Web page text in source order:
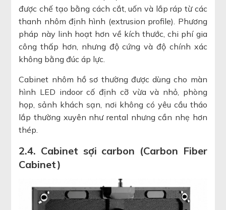
được chế tạo bằng cách cắt, uốn và lắp ráp từ các
thanh nhôm định hình (extrusion profile). Phương
pháp này linh hoạt hơn về kích thước, chi phí gia
công thấp hơn, nhưng độ cứng và độ chính xác
không bằng đúc áp lực.
Cabinet nhôm hồ sơ thường được dùng cho màn
hình LED indoor cố định cỡ vừa và nhỏ, phòng
họp, sảnh khách sạn, nơi không có yêu cầu tháo
lắp thường xuyên như rental nhưng cần nhẹ hơn
thép.
2.4. Cabinet sợi carbon (Carbon Fiber
Cabinet)